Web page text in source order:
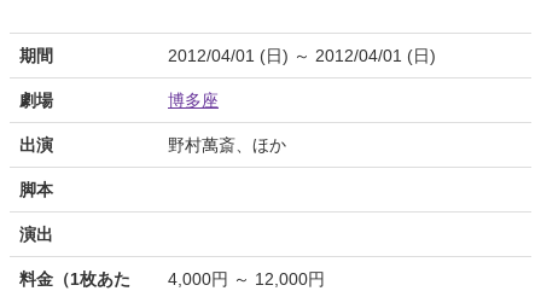
期間 2012/04/01 (日) ～ 2012/04/01 (日)
劇場 博多座
出演 野村萬斎、ほか
脚本
演出
料金（1枚あた
4,000円 ～ 12,000円